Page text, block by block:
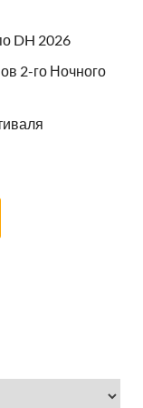
DH 2026
2-го Ночного